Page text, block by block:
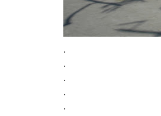
.
.
.
.
.